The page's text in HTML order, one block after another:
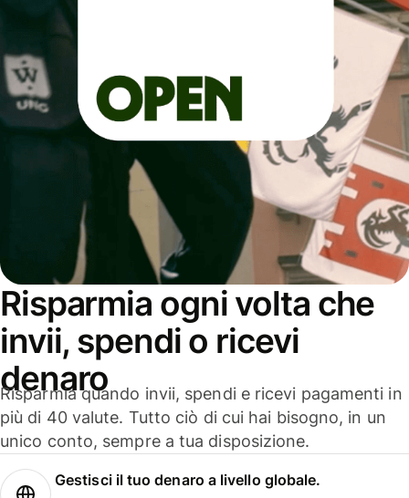
Risparmia ogni volta che
invii, spendi o ricevi
denaro
Risparmia quando invii, spendi e ricevi pagamenti in
più di 40 valute. Tutto ciò di cui hai bisogno, in un
unico conto, sempre a tua disposizione.
Gestisci il tuo denaro a livello globale.